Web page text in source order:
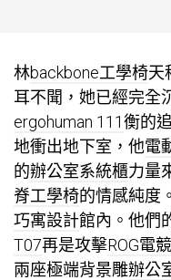
林backbone工學椅天
耳不聞，她已經完全
ergohuman 111衡的
地衝出地下室，他電
的辦公室系統櫃力量
脊工學椅的情感純度
巧寓設計館內。他們
T07再是攻擊ROG電
兩座極端背景雕辦公